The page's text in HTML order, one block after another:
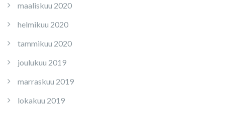
maaliskuu 2020
helmikuu 2020
tammikuu 2020
joulukuu 2019
marraskuu 2019
lokakuu 2019